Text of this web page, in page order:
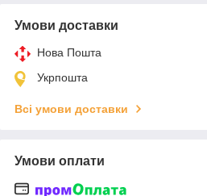
Умови доставки
Нова Пошта
Укрпошта
Всі умови доставки
Умови оплати